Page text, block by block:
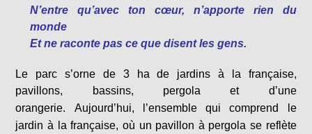
N’entre qu’avec ton cœur, n’apporte rien du
monde
Et ne raconte pas ce que disent les gens.
Le parc s’orne de 3 ha de jardins à la française,
pavillons, bassins, pergola et d’une
orangerie. Aujourd’hui, l’ensemble qui comprend le
jardin à la française, où un pavillon à pergola se reflète